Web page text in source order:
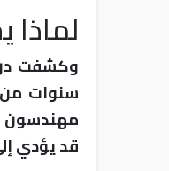
وكشفت
سنوات
مهندسون
قد يؤدي